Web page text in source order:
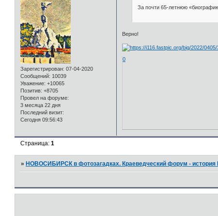
Зарегистрирован: 07-04-2020
Сообщений: 10039
Уважение: +10065
Позитив: +8705
Провел на форуме:
3 месяца 22 дня
Последний визит:
Сегодня 09:56:43
За почти 65-летнюю
Верно!
0
Страница:1
»НОВОСИБИРСК в фотозагадках. Краеведческий форум - история